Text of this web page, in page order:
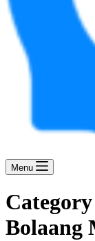
Menu
Category
Bolaang